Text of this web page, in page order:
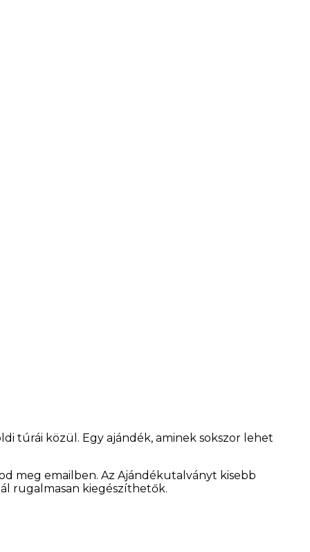
túrái közül. Egy ajándék, aminek sokszor lehet
meg emailben. Az Ajándékutalványt kisebb
rugalmasan kiegészíthetők.